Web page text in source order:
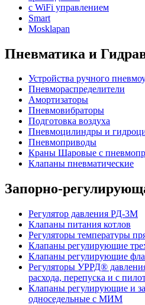
с WiFi управлением
Smart
Mosklapan
Пневматика и
Устройства ручного
Пневмораспределители
Амортизаторы
Пневмовибраторы
Подготовка воздуха
Пневмоцилиндры и
Пневмоприводы
Краны Шаровые с
Клапаны пневматические
Запорно-
Регулятор давления РД-3М
Клапаны питания котлов
Регуляторы температуры
Клапаны регулирующие
Клапаны регулирующие
Регуляторы УРРД®
расхода, перепуска и с
Клапаны регулирующие и
односедельные с МИМ